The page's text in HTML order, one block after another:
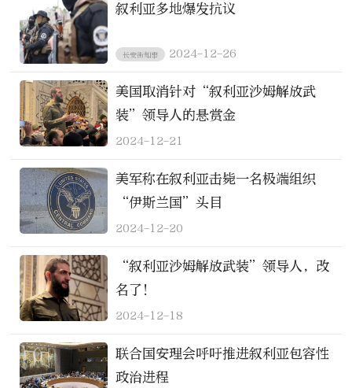
叙利亚多地爆发抗议
长安街知事 2024-12-26
美国取消针对“叙利亚沙姆解放武
装”领导人的悬赏金
2024-12-21
美军称在叙利亚击毙一名极端组织
“伊斯兰国”头目
2024-12-20
“叙利亚沙姆解放武装”领导人，改
名了！
2024-12-18
联合国安理会呼吁推进叙利亚包容性
政治进程